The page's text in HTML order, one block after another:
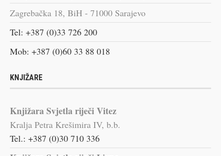
Zagrebačka 18, BiH - 71000 Sarajevo
Tel: +387 (0)33 726 200
Mob: +387 (0)60 33 88 018
KNJIŽARE
Knjižara Svjetla riječi Vitez
Kralja Petra Krešimira IV, b.b.
Tel.: +387 (0)30 710 336